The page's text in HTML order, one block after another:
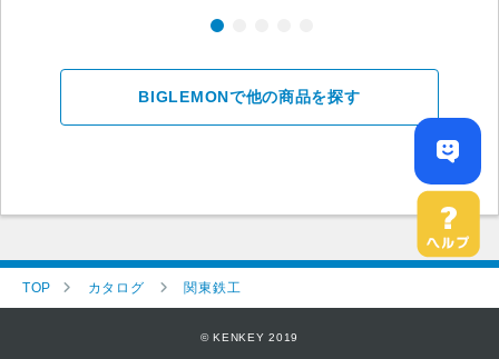
BIGLEMONで他の商品を探す
TOP カタログ 関東鉄工
© KENKEY 2019